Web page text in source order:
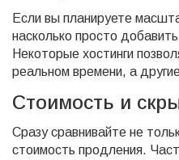
Если вы планируете
насколько просто
Некоторые хостинги
реальном времени, а
Стоимость и
Сразу сравнивайте не
стоимость продления.